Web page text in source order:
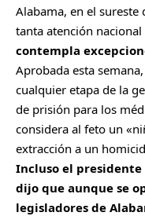
Alabama, en el sureste
tanta atención
contempla
Aprobada esta
cualquier etapa de la
de prisión para los
considera al feto un
extracción a un
Incluso el
dijo que aunque se
legisladores de